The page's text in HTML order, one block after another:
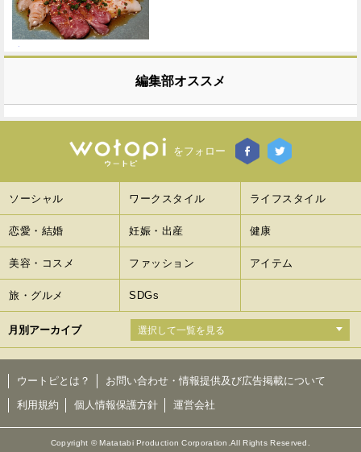
編集部オススメ
をフォロー
ソーシャル ワークスタイル ライフスタイル
恋愛・結婚 妊娠・出産 健康
美容・コスメ ファッション アイテム
旅・グルメ SDGs
月別アーカイブ
ウートピとは？
お問い合わせ・情報提供及び広告掲載について
利用規約
個人情報保護方針 運営会社
Copyright © Matatabi Production Corporation.All Rights Reserved.